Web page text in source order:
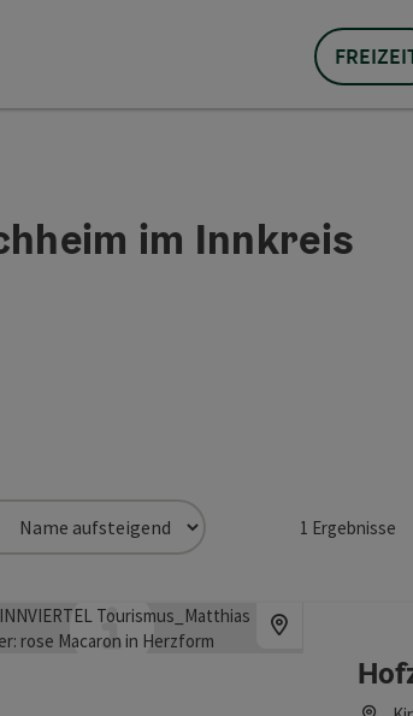
im Innkreis
1 Ergebnisse